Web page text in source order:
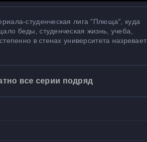
студенческая лига "Плюща", куда
беды, студенческая жизнь, учеба,
в стенах университета назревает
все серии подряд